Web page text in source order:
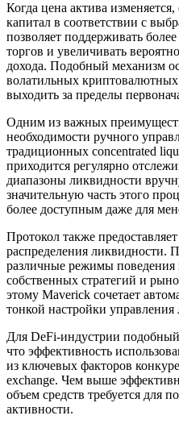
Когда цена актива
капитал в соответствии с
позволяет поддерживать
торгов и увеличивать
дохода. Подобный механизм
волатильных
выходить за пределы
Одним из важных
необходимости ручного
традиционных concentrated
приходится регулярно
диапазоны ликвидности
значительную часть этого
более доступным даже для
Протокол также
распределения ликвидности.
различные режимы поведения
собственных стратегий и
этому Maverick сочетает
тонкой настройки
Для DeFi-индустрии
что эффективность
из ключевых факторов
exchange. Чем выше
объем средств требуется для
активности.